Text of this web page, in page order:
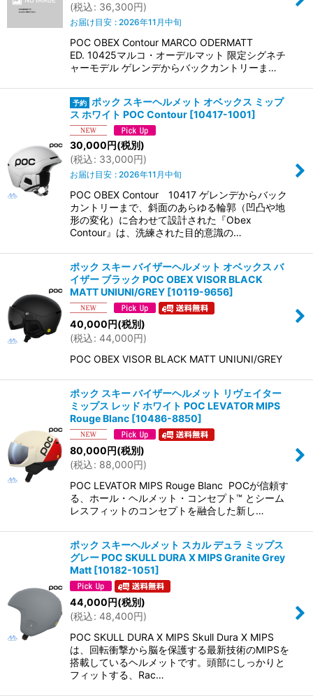
(税込: 36,300円)
お届け目安 : 2026年11月中旬
POC OBEX Contour MARCO ODERMATT
ED. 10425マルコ・オーデルマット 限定シグネチ
ャーモデル ゲレンデからバックカントリーま…
ポック スキーヘルメット オベックス ミップ
ス ホワイト POC Contour [10417-1001]
30,000円(税別)
(税込: 33,000円)
お届け目安 : 2026年11月中旬
POC OBEX Contour 10417 ゲレンデからバック
カントリーまで、斜面のあらゆる輪郭（凹凸や地
形の変化）に合わせて設計された『Obex
Contour』は、洗練された目的意識の…
ポック スキー バイザーヘルメット オベックス バ
イザー ブラック POC OBEX VISOR BLACK
MATT UNIUNI/GREY [10119-9656]
40,000円(税別)
(税込: 44,000円)
POC OBEX VISOR BLACK MATT UNIUNI/GREY
ポック スキー バイザーヘルメット リヴェイター
ミップス レッド ホワイト POC LEVATOR MIPS
Rouge Blanc [10486-8850]
80,000円(税別)
(税込: 88,000円)
POC LEVATOR MIPS Rouge Blanc POCが信頼す
る、ホール・ヘルメット・コンセプト™ とシーム
レスフィットのコンセプトを融合した新し…
ポック スキーヘルメット スカル デュラ ミップス
グレー POC SKULL DURA X MIPS Granite Grey
Matt [10182-1051]
44,000円(税別)
(税込: 48,400円)
POC SKULL DURA X MIPS Skull Dura X MIPS
は、回転衝撃から脳を保護する最新技術のMIPSを
搭載しているヘルメットです。頭部にしっかりと
フィットする、Rac…